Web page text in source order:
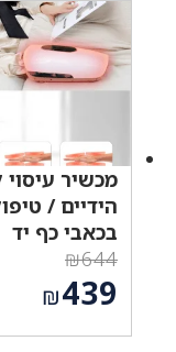
מכשיר עיסוי
הידיים /
בכאבי כף יד
₪644
המחיר
המקורי
היה:
₪439